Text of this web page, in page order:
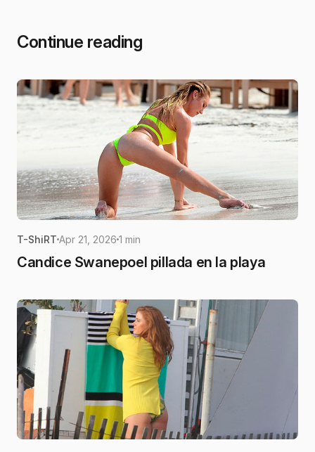
Continue reading
T-ShiRT Apr 21, 2026 1 min
Candice Swanepoel pillada en la playa